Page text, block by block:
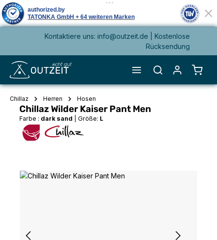
springenKontaktiere uns: info@outzeit.de | Kostenlose
Rücksendung
Chillaz Herren Hosen
Chillaz Wilder Kaiser Pant Men
Farbe : dark sand Größe: L
Bildergalerie überspringen